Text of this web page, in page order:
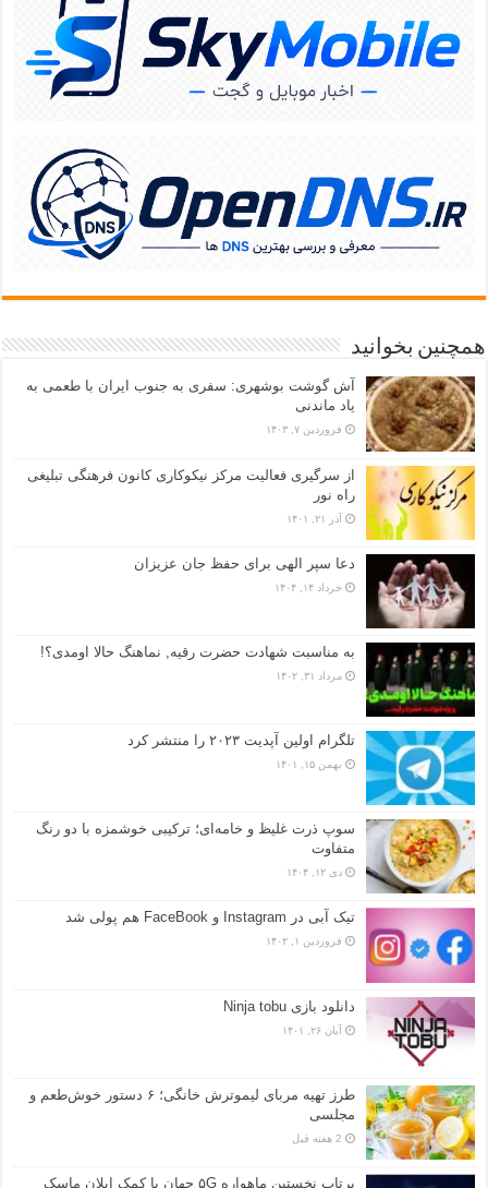
همچنین بخوانید
آش گوشت بوشهری: سفری به جنوب ایران با طعمی به
یاد ماندنی
فروردین ۷, ۱۴۰۳
از سرگیری فعالیت مرکز نیکوکاری کانون فرهنگی تبلیغی
راه نور
آذر ۲۱, ۱۴۰۱
دعا سپر الهی برای حفظ جان عزیزان
خرداد ۱۴, ۱۴۰۴
به مناسبت شهادت حضرت رقیه, نماهنگ حالا اومدی؟!
مرداد ۳۱, ۱۴۰۲
تلگرام اولین آپدیت ۲۰۲۳ را منتشر کرد
بهمن ۱۵, ۱۴۰۱
سوپ ذرت غلیظ و خامه‌ای؛ ترکیبی خوشمزه با دو رنگ
متفاوت
دی ۱۲, ۱۴۰۴
تیک آبی در Instagram و FaceBook هم پولی شد
فروردین ۱, ۱۴۰۲
دانلود بازی Ninja tobu
آبان ۲۶, ۱۴۰۱
طرز تهیه مربای لیموترش خانگی؛ ۶ دستور خوش‌طعم و
مجلسی
2 هفته قبل
پرتاپ نخستین ماهواره ۵G جهان با کمک ایلان ماسک